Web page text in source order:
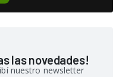
las novedades!
nuestro newsletter